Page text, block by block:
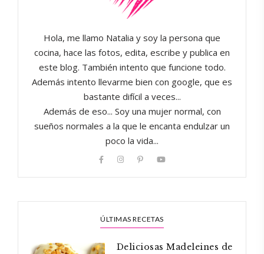
Hola, me llamo Natalia y soy la persona que
cocina, hace las fotos, edita, escribe y publica en
este blog. También intento que funcione todo.
Además intento llevarme bien con google, que es
bastante difícil a veces...
Además de eso... Soy una mujer normal, con
sueños normales a la que le encanta endulzar un
poco la vida...
ÚLTIMAS RECETAS
Deliciosas Madeleines de